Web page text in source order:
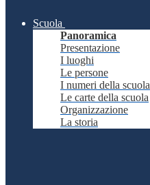
Scuola
Panoramica
Presentazione
I luoghi
Le persone
I numeri della scuola
Le carte della scuola
Organizzazione
La storia